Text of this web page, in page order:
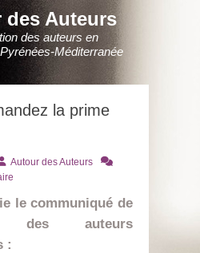
des Auteurs
des auteurs en
Méditerranée
la prime
Autour des Auteurs
le communiqué de
auteurs
: